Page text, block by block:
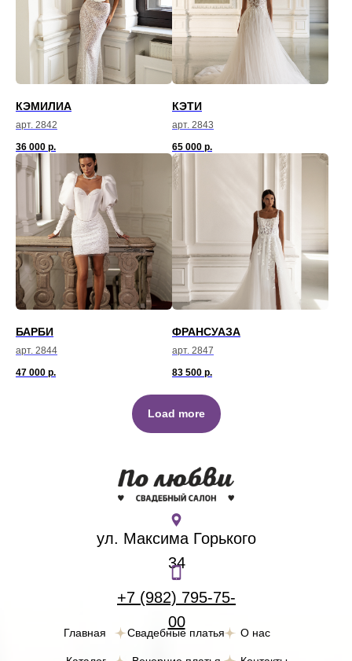
КЭМИЛИА
арт. 2842
36 000 р.
КЭТИ
арт. 2843
65 000 р.
БАРБИ
арт. 2844
47 000 р.
ФРАНСУАЗА
арт. 2847
83 500 р.
Load more
ул. Максима Горького
34
О нас
Контакты
+7 (982) 795-75-
00
О нас
Свадебные платья
Главная